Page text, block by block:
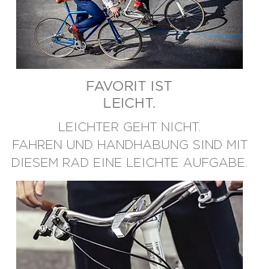
LEICHTER GEHT NICHT.
FAHREN UND HANDHABUNG SIND MIT
DIESEM RAD EINE LEICHTE AUFGABE.
FAVORIT IST
LEICHT.